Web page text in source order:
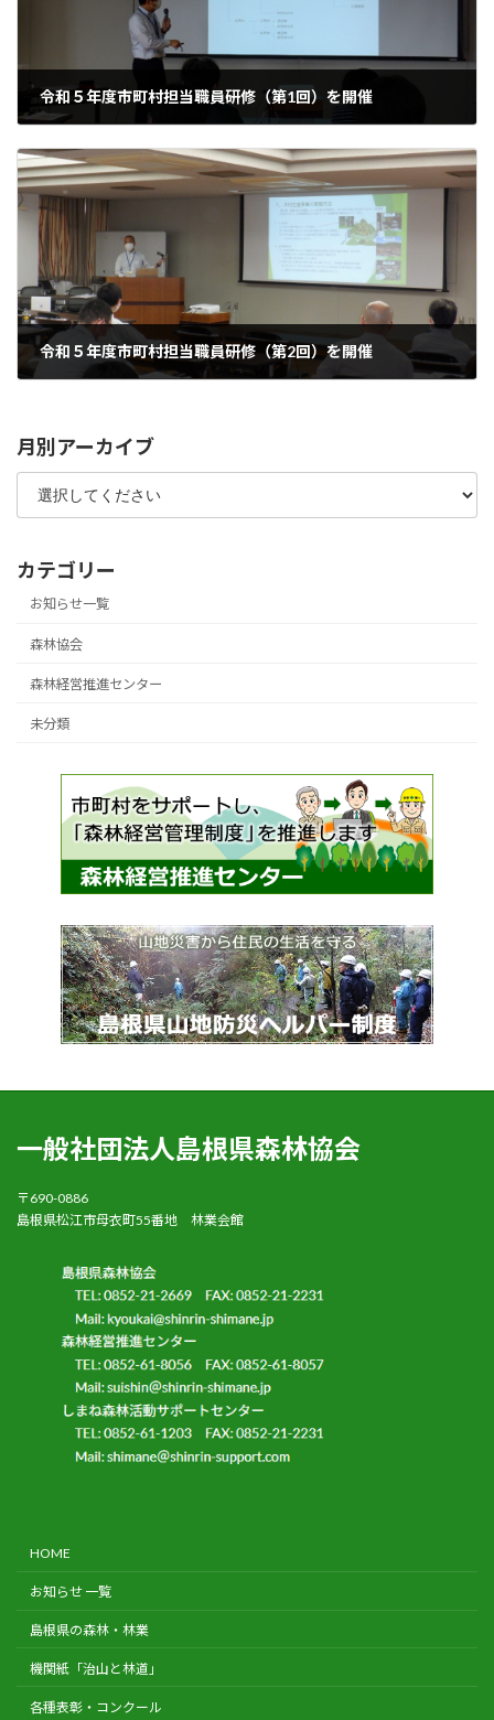
令和５年度市町村担当職員研修（第1回）を開催
令和５年度市町村担当職員研修（第2回）を開催
月別アーカイブ
カテゴリー
お知らせ一覧
森林協会
森林経営推進センター
未分類
一般社団法人島根県森林協会
〒690-0886
島根県松江市母衣町55番地 林業会館
HOME
お知らせ 一覧
島根県の森林・林業
機関紙「治山と林道」
各種表彰・コンクール